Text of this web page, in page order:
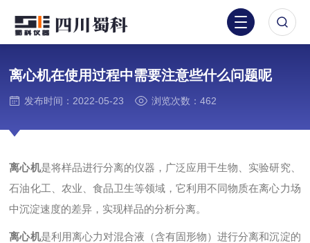
离心机在使用过程中需要注意些什么问题呢
发布时间：2022-05-23 浏览次数：462
离心机是将样品进行分离的仪器，广泛应用干生物、实验研究、
石油化工、农业、食品卫生等领域，它利用不同物质在离心力场
中沉淀速度的差异，实现样品的分析分离。
离心机是利用离心力对混合液（含有固形物）进行分离和沉淀的